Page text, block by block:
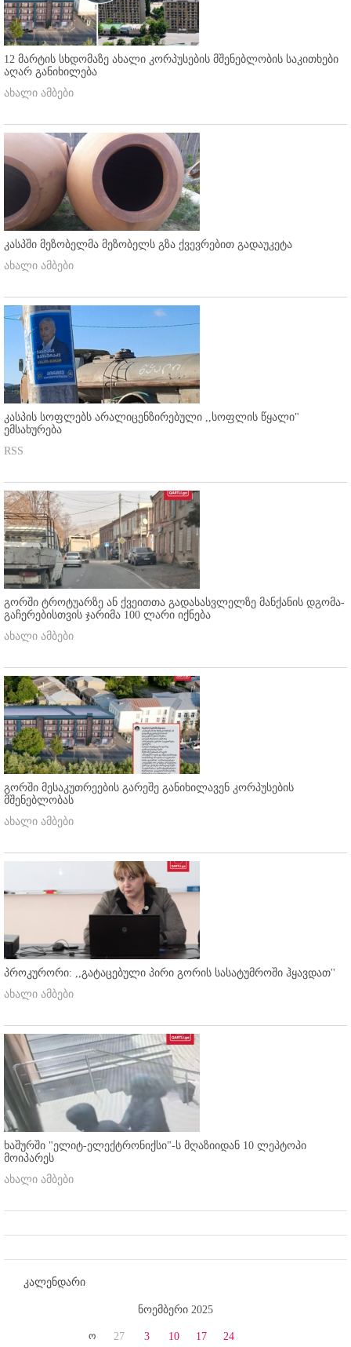
12 მარტის სხდომაზე ახალი კორპუსების მშენებლობის საკითხები
აღარ განიხილება
ახალი ამბები
კასპში მეზობელმა მეზობელს გზა ქვევრებით გადაუკეტა
ახალი ამბები
კასპის სოფლებს არალიცენზირებული ,,სოფლის წყალი"
ემსახურება
RSS
გორში ტროტუარზე ან ქვეითთა გადასასვლელზე მანქანის დგომა-
გაჩერებისთვის ჯარიმა 100 ლარი იქნება
ახალი ამბები
გორში მესაკუთრეების გარეშე განიხილავენ კორპუსების
მშენებლობას
ახალი ამბები
პროკურორი: ,,გატაცებული პირი გორის სასატუმროში ჰყავდათ''
ახალი ამბები
ხაშურში "ელიტ-ელექტრონიქსი"-ს მღაზიიდან 10 ლეპტოპი
მოიპარეს
ახალი ამბები
კალენდარი
ნოემბერი 2025
ო 27 3 10 17 24